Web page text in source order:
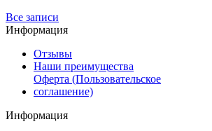
Все записи
Информация
Отзывы
Наши преимущества
Оферта (Пользовательское
соглашение)
Информация